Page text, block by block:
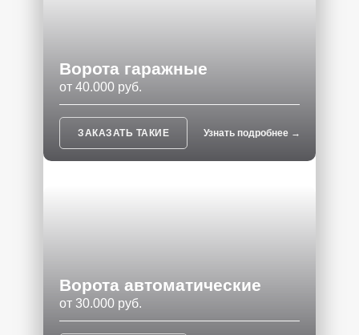
Ворота автоматические
от 30.000 руб.
Узнать подробнее →
ЗАКАЗАТЬ ТАКИЕ
Ворота гаражные
от 40.000 руб.